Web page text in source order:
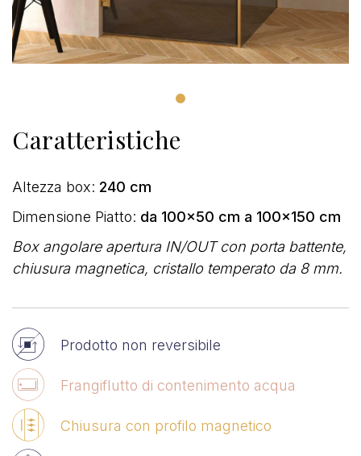
Caratteristiche
Altezza box: 240 cm
Dimensione Piatto: da 100x50 cm a 100x150 cm
Box angolare apertura IN/OUT con porta battente,
chiusura magnetica, cristallo temperato da 8 mm.
Prodotto non reversibile
Frangiflutto di contenimento acqua
Chiusura con profilo magnetico